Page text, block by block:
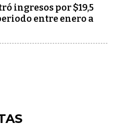
ingresos por $19,5
entre enero a